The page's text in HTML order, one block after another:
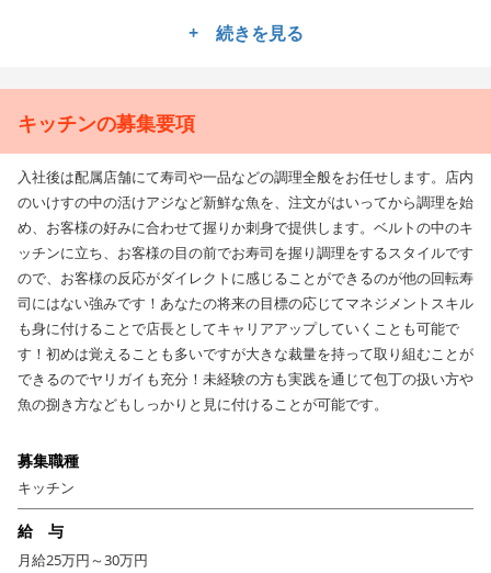
とつ丁寧に手握りします。廻転寿司であっても握るのはお客様の目の前！
など触れ合いも大切にするのは他の回転寿司店にはない魅力です！
未経験であってもイチから魚の捌き方を含む調理業務の他、接客スキルや
とのできる「おもてなし道場」は社内で運営する研修制度。その制度を利
用してキャリアアップすることで、現場で経験した後、本人の希望や適性
に合わせて本部での店舗開発や商品開発、企画・物流などのポジションに
転身することも可能です。さらに今後5年間で25店舗の展開を計画してお
り、出店の数だけ新たなポジションが生まれる為、新店の立上げメンバー
や店長としてのポジションを狙っていくことのできるチャンスに恵まれた
環境です。
これからもより多くのお客様に「本物の美味しさ」を味わってもらうため
に一緒に店創りを行なっていきませんか？
+ 続きを見る
キッチンの募集要項
入社後は配属店舗にて寿司や一品などの調理全般をお任せします。店内
のいけすの中の活けアジなど新鮮な魚を、注文がはいってから調理を始
め、お客様の好みに合わせて握りか刺身で提供します。ベルトの中のキ
ッチンに立ち、お客様の目の前でお寿司を握り調理をするスタイルです
ので、お客様の反応がダイレクトに感じることができるのが他の回転寿
司にはない強みです！あなたの将来の目標の応じてマネジメントスキル
も身に付けることで店長としてキャリアアップしていくことも可能で
す！初めは覚えることも多いですが大きな裁量を持って取り組むことが
できるのでヤリガイも充分！未経験の方も実践を通じて包丁の扱い方や
魚の捌き方などもしっかりと見に付けることが可能です。
募集職種
キッチン
給 与
月給25万円～30万円